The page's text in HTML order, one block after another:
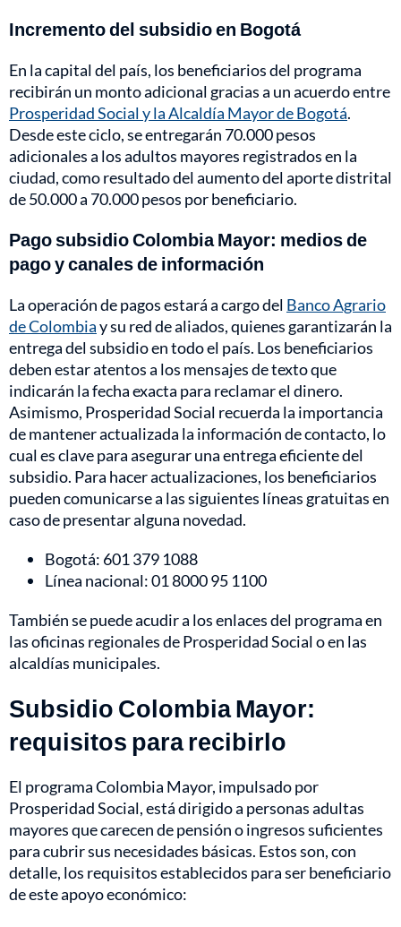
Incremento del subsidio en Bogotá
En la capital del país, los beneficiarios del programa
recibirán un monto adicional gracias a un acuerdo entre
Prosperidad Social y la Alcaldía Mayor de Bogotá.
Desde este ciclo, se entregarán 70.000 pesos
adicionales a los adultos mayores registrados en la
ciudad, como resultado del aumento del aporte distrital
de 50.000 a 70.000 pesos por beneficiario.
Pago subsidio Colombia Mayor: medios de
pago y canales de información
La operación de pagos estará a cargo del Banco Agrario
de Colombiay su red de aliados, quienes garantizarán la
entrega del subsidio en todo el país. Los beneficiarios
deben estar atentos a los mensajes de texto que
indicarán la fecha exacta para reclamar el dinero.
Asimismo, Prosperidad Social recuerda la importancia
de mantener actualizada la información de contacto, lo
cual es clave para asegurar una entrega eficiente del
subsidio. Para hacer actualizaciones, los beneficiarios
pueden comunicarse a las siguientes líneas gratuitas en
caso de presentar alguna novedad.
Bogotá: 601 379 1088
Línea nacional: 01 8000 95 1100
También se puede acudir a los enlaces del programa en
las oficinas regionales de Prosperidad Social o en las
alcaldías municipales.
Subsidio Colombia Mayor:
requisitos para recibirlo
El programa Colombia Mayor, impulsado por
Prosperidad Social, está dirigido a personas adultas
mayores que carecen de pensión o ingresos suficientes
para cubrir sus necesidades básicas. Estos son, con
detalle, los requisitos establecidos para ser beneficiario
de este apoyo económico: